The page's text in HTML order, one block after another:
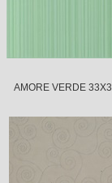
VERDE